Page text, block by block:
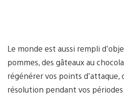
Le monde est aussi rempli
pommes, des gâteaux au
régénérer vos points d’attaque,
résolution pendant vos